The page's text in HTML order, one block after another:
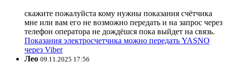
скажите пожалуйста кому нужны показания счётчика
мне или вам его не возможно передать и на запрос через
телефон оператора не дождёшся пока выйдет на связь.
Показания электросчетчика можно передать YASNO
через Viber
Лео 09.11.2025 17:56